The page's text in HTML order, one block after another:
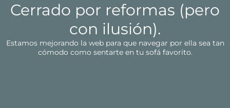
Cerrado por reformas (pero
con ilusión).
Estamos mejorando la web para que navegar por ella sea tan
cómodo como sentarte en tu sofá favorito.